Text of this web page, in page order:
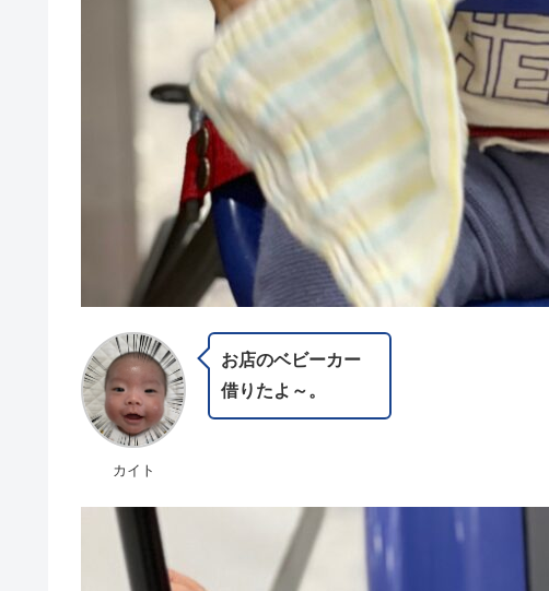
カイト
お店のベビーカー
借りたよ～。